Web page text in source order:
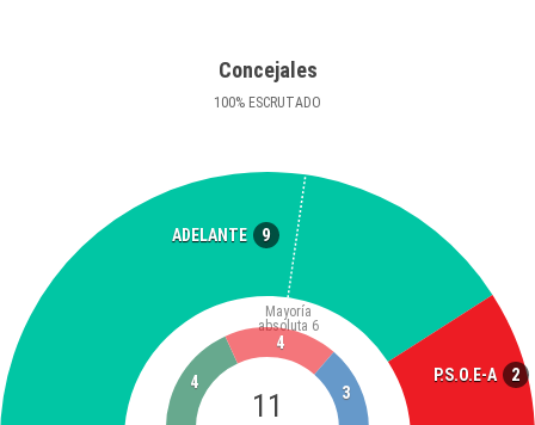
Concejales
100% ESCRUTADO
ADELANTE 9
P.S.O.E-A 2
11
Mayoría
absoluta 6
4
4
3